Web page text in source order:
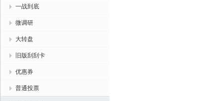
一战到底
微调研
大转盘
旧版刮刮卡
优惠券
普通投票